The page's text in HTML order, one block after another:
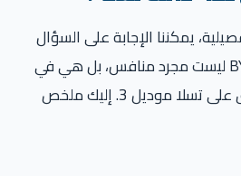
يمكننا الإجابة على السؤال
بكل ثقة. نعم، BYD Seal ليست مجرد منافس، بل هي في
كثير من الجوانب تتفوق على تسلا موديل 3. إليك ملخص